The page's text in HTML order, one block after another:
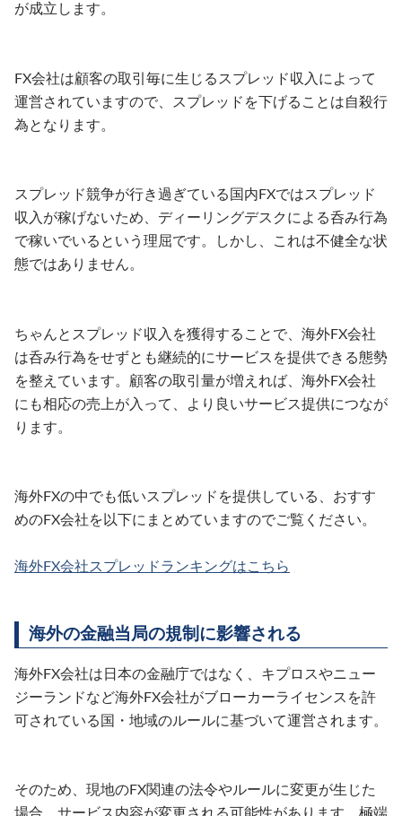
が成立します。
FX会社は顧客の取引毎に生じるスプレッド収入によって
運営されていますので、スプレッドを下げることは自殺行
為となります。
スプレッド競争が行き過ぎている国内FXではスプレッド
収入が稼げないため、ディーリングデスクによる呑み行為
で稼いでいるという理屈です。しかし、これは不健全な状
態ではありません。
ちゃんとスプレッド収入を獲得することで、海外FX会社
は呑み行為をせずとも継続的にサービスを提供できる態勢
を整えています。顧客の取引量が増えれば、海外FX会社
にも相応の売上が入って、より良いサービス提供につなが
ります。
海外FXの中でも低いスプレッドを提供している、おすす
めのFX会社を以下にまとめていますのでご覧ください。
海外FX会社スプレッドランキングはこちら
海外の金融当局の規制に影響される
海外FX会社は日本の金融庁ではなく、キプロスやニュー
ジーランドなど海外FX会社がブローカーライセンスを許
可されている国・地域のルールに基づいて運営されます。
そのため、現地のFX関連の法令やルールに変更が生じた